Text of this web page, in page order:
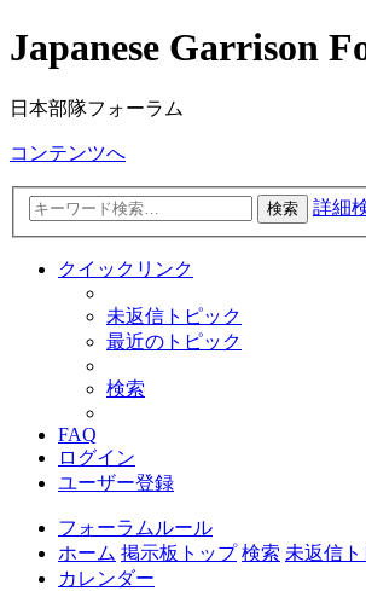
Japanese Garrison
日本部隊フォーラム
コンテンツへ
検索 詳細
クイックリンク
未返信トピック
最近のトピック
検索
FAQ
ログイン
ユーザー登録
フォーラムルール
ホーム 掲示板トップ 検索 未返信ト
カレンダー